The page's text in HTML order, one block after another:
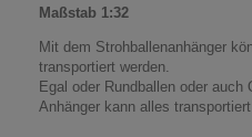
Maßstab 1:32
Mit dem Strohballenanhänger
transportiert werden.
Egal oder Rundballen oder auch
Anhänger kann alles